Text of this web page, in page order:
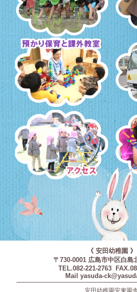
豊かな体験と園行事 施設・
預かり保育・課外教室 園バス
アクセス いろい
《 安田幼稚園 》
〒730-0001 広島市中区白島
TEL.082-221-2763
Mail yasuda-
安田幼稚園安東園